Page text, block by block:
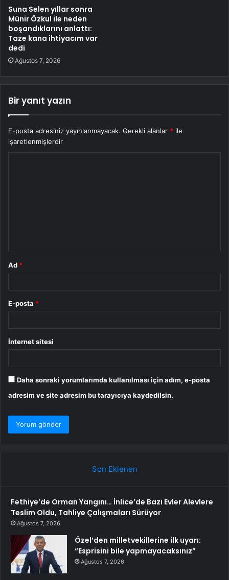
Suna Selen yıllar sonra
Münir Özkul ile neden
boşandıklarını anlattı:
Taze kana ihtiyacım var
dedi
Ağustos 7, 2026
Bir yanıt yazın
E-posta adresiniz yayınlanmayacak. Gerekli alanlar * ile
işaretlenmişlerdir
Ad *
E-posta *
İnternet sitesi
Daha sonraki yorumlarımda kullanılması için adım, e-posta
adresim ve site adresim bu tarayıcıya kaydedilsin.
Son Eklenen
Fethiye’de Orman Yangını… İnlice’de Bazı Evler Alevlere
Teslim Oldu, Tahliye Çalışmaları Sürüyor
Ağustos 7, 2026
Özel’den milletvekillerine ilk uyarı:
“Esprisini bile yapmayacaksınız”
Ağustos 7, 2026